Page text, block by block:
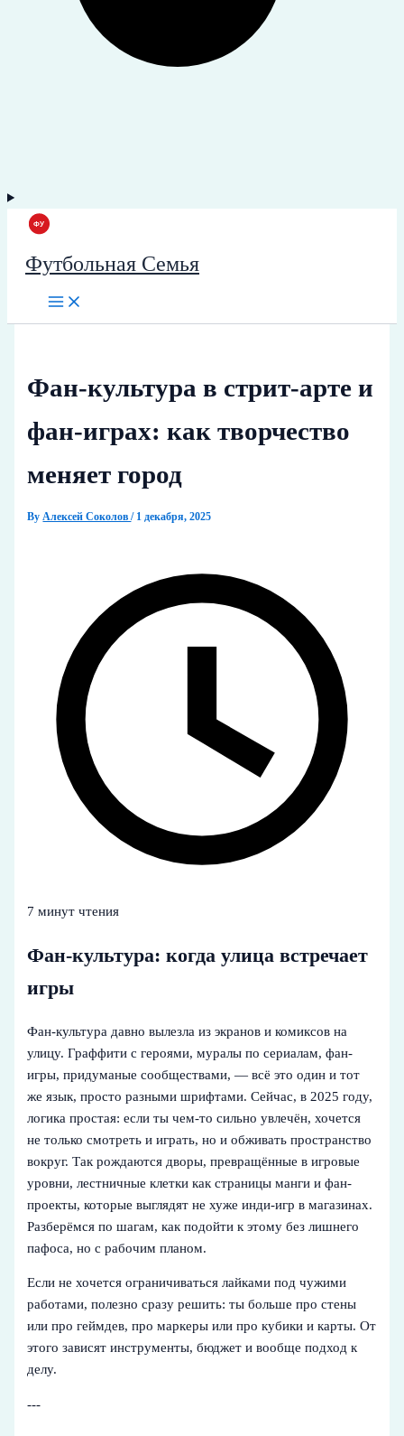
Футбольная Семья
Фан-культура в стрит-арте и
фан-играх: как творчество
меняет город
ByАлексей Соколов/ 1 декабря, 2025
7 минут чтения
Фан-культура: когда улица встречает
игры
Фан-культура давно вылезла из экранов и комиксов на
улицу. Граффити с героями, муралы по сериалам, фан-
игры, придуманые сообществами, — всё это один и тот
же язык, просто разными шрифтами. Сейчас, в 2025 году,
логика простая: если ты чем-то сильно увлечён, хочется
не только смотреть и играть, но и обживать пространство
вокруг. Так рождаются дворы, превращённые в игровые
уровни, лестничные клетки как страницы манги и фан-
проекты, которые выглядят не хуже инди-игр в магазинах.
Разберёмся по шагам, как подойти к этому без лишнего
пафоса, но с рабочим планом.
Если не хочется ограничиваться лайками под чужими
работами, полезно сразу решить: ты больше про стены
или про геймдев, про маркеры или про кубики и карты. От
этого зависят инструменты, бюджет и вообще подход к
делу.
---